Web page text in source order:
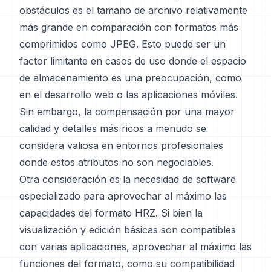
obstáculos es el tamaño de archivo relativamente
más grande en comparación con formatos más
comprimidos como JPEG. Esto puede ser un
factor limitante en casos de uso donde el espacio
de almacenamiento es una preocupación, como
en el desarrollo web o las aplicaciones móviles.
Sin embargo, la compensación por una mayor
calidad y detalles más ricos a menudo se
considera valiosa en entornos profesionales
donde estos atributos no son negociables.
Otra consideración es la necesidad de software
especializado para aprovechar al máximo las
capacidades del formato HRZ. Si bien la
visualización y edición básicas son compatibles
con varias aplicaciones, aprovechar al máximo las
funciones del formato, como su compatibilidad